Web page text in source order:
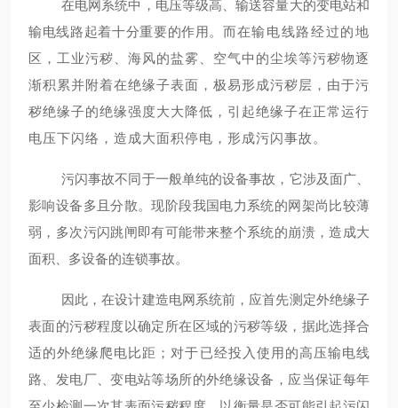
在电网系统中，电压等级高、输送容量大的变电站和
输电线路起着十分重要的作用。而在输电线路经过的地
区，工业污秽、海风的盐雾、空气中的尘埃等污秽物逐
渐积累并附着在绝缘子表面，极易形成污秽层，由于污
秽绝缘子的绝缘强度大大降低，引起绝缘子在正常运行
电压下闪络，造成大面积停电，形成污闪事故。
污闪事故不同于一般单纯的设备事故，它涉及面广、
影响设备多且分散。现阶段我国电力系统的网架尚比较薄
弱，多次污闪跳闸即有可能带来整个系统的崩溃，造成大
面积、多设备的连锁事故。
因此，在设计建造电网系统前，应首先测定外绝缘子
表面的污秽程度以确定所在区域的污秽等级，据此选择合
适的外绝缘爬电比距；对于已经投入使用的高压输电线
路、发电厂、变电站等场所的外绝缘设备，应当保证每年